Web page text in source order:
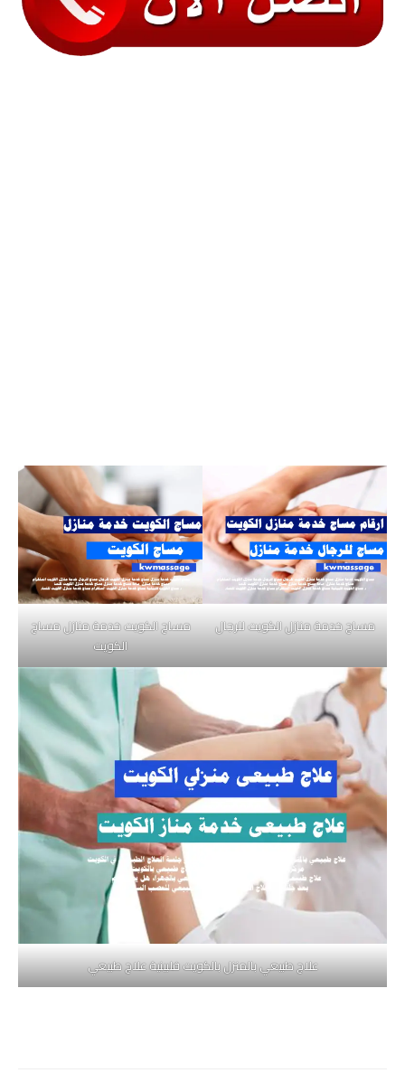
مساج خدمة منازل الكويت للرجال
مساج الكويت خدمة منازل مساج
الكويت
علاج طبيعي بالمنزل بالكويت فلبينية علاج طبيعي